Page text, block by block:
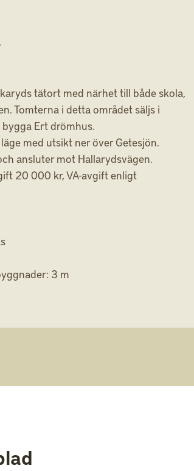
tätort med närhet till både skola,
Tomterna i detta området säljs i
Ert drömhus.
med utsikt ner över Getesjön.
ansluter mot Hallarydsvägen.
20 000 kr, VA-avgift enligt
3 m